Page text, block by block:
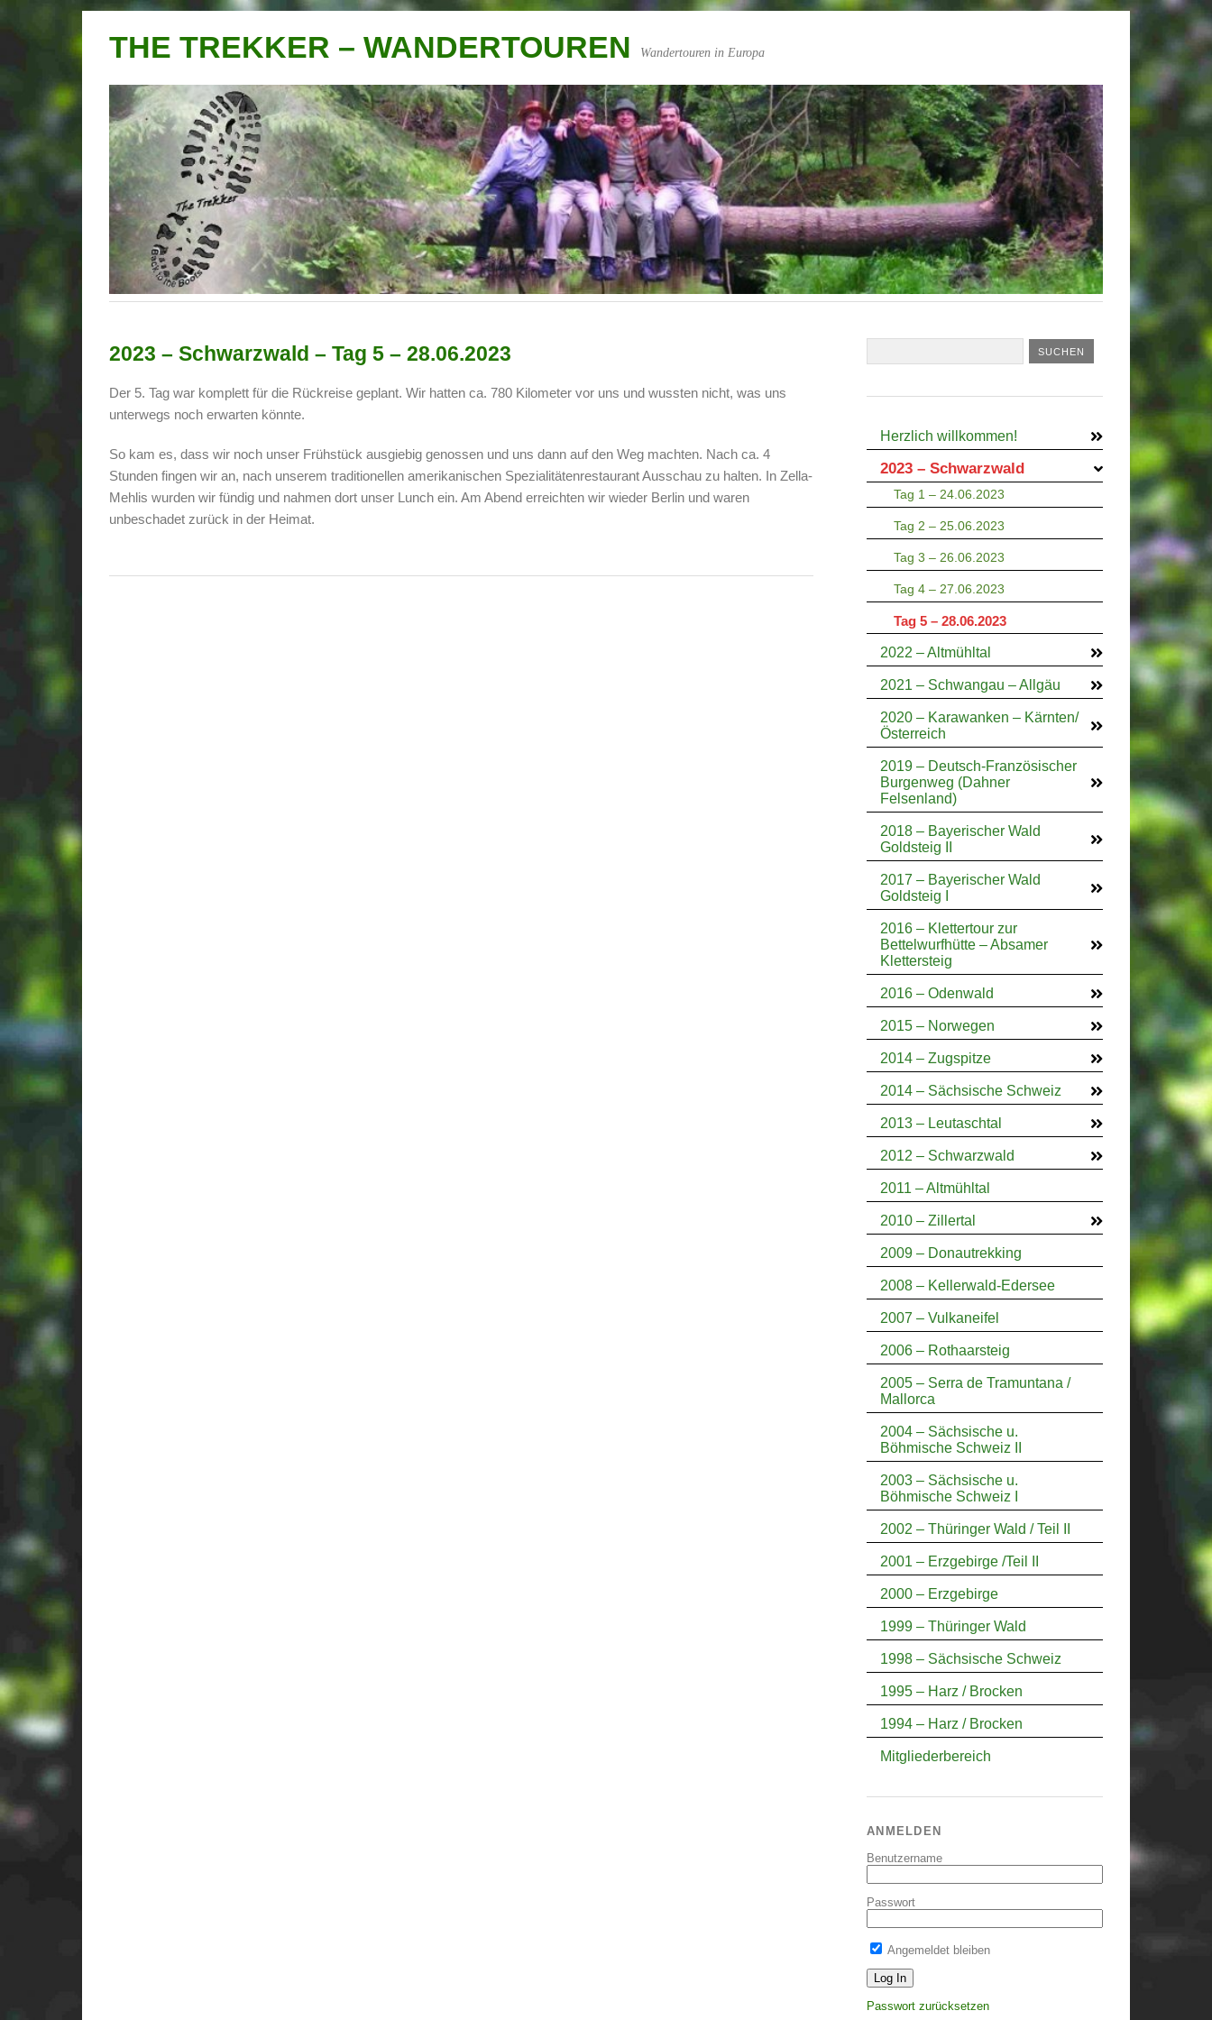
THE TREKKER – WANDERTOUREN Wandertouren in Europa
2023 – Schwarzwald – Tag 5 – 28.06.2023
Der 5. Tag war komplett für die Rückreise geplant. Wir hatten ca. 780 Kilometer vor uns und wussten nicht, was uns
unterwegs noch erwarten könnte.
So kam es, dass wir noch unser Frühstück ausgiebig genossen und uns dann auf den Weg machten. Nach ca. 4
Stunden fingen wir an, nach unserem traditionellen amerikanischen Spezialitätenrestaurant Ausschau zu halten. In Zella-
Mehlis wurden wir fündig und nahmen dort unser Lunch ein. Am Abend erreichten wir wieder Berlin und waren
unbeschadet zurück in der Heimat.
Herzlich willkommen!
2023 – Schwarzwald
Tag 1 – 24.06.2023
Tag 2 – 25.06.2023
Tag 3 – 26.06.2023
Tag 4 – 27.06.2023
Tag 5 – 28.06.2023
2022 – Altmühltal
2021 – Schwangau – Allgäu
2020 – Karawanken – Kärnten/
Österreich
2019 – Deutsch-Französischer
Burgenweg (Dahner
Felsenland)
2018 – Bayerischer Wald
Goldsteig II
2017 – Bayerischer Wald
Goldsteig I
2016 – Klettertour zur
Bettelwurfhütte – Absamer
Klettersteig
2016 – Odenwald
2015 – Norwegen
2014 – Zugspitze
2014 – Sächsische Schweiz
2013 – Leutaschtal
2012 – Schwarzwald
2011 – Altmühltal
2010 – Zillertal
2009 – Donautrekking
2008 – Kellerwald-Edersee
2007 – Vulkaneifel
2006 – Rothaarsteig
2005 – Serra de Tramuntana /
Mallorca
2004 – Sächsische u.
Böhmische Schweiz II
2003 – Sächsische u.
Böhmische Schweiz I
2002 – Thüringer Wald / Teil II
2001 – Erzgebirge /Teil II
2000 – Erzgebirge
1999 – Thüringer Wald
1998 – Sächsische Schweiz
1995 – Harz / Brocken
1994 – Harz / Brocken
Mitgliederbereich
ANMELDEN
Benutzername
Passwort
Angemeldet bleiben
Passwort zurücksetzen